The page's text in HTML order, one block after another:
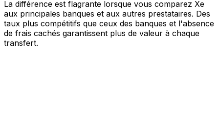
La différence est flagrante lorsque vous comparez Xe
aux principales banques et aux autres prestataires. Des
taux plus compétitifs que ceux des banques et l'absence
de frais cachés garantissent plus de valeur à chaque
transfert.